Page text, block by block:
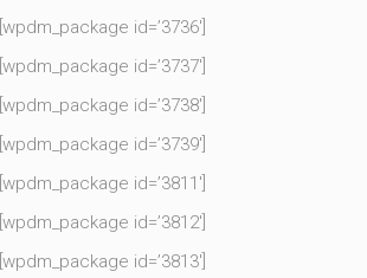
[wpdm_package id=’3736′]
[wpdm_package id=’3737′]
[wpdm_package id=’3738′]
[wpdm_package id=’3739′]
[wpdm_package id=’3811′]
[wpdm_package id=’3812′]
[wpdm_package id=’3813′]